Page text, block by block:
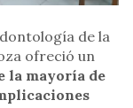
de la
ofreció un
la mayoría de